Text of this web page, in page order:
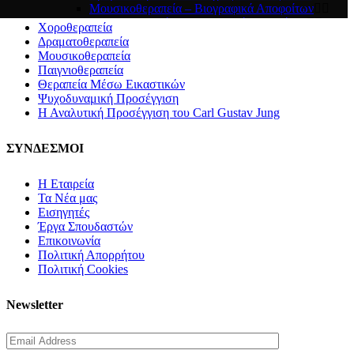
Μουσικοθεραπεία – Βιογραφικά Αποφοίτων
Παιγνιοθεραπεία – Βιογραφικά Αποφοίτων
Ψυχοδυναμική Προσέγγιση – Βιογραφικά
Αποφοίτων
Αναλυτική Προσέγγιση του Carl Gustav Jung –
Βιογραφικά Αποφοίτων
ΕΡΓΑ ΣΠΟΥΔΑΣΤΩΝ
ΣΕΜΙΝΑΡΙΑ
Σεμινάριο Χοροθεραπείας “Η Εσωτερική μου Θεά”
Your Authentic Self”
τη σκιά μας”
Σεμινάριο Guided Meditation μέσω ZOOM
“Θεραπεύοντας το εσωτερικό μου παιδί”
Σεμινάριο “Το κρυμμένο δώρο της Σκιάς”
Σεμινάριο “Το παιδί – η καρδιά μας”
Έκθεση Ζωγραφικής – My Inner Artist
Χοροθεραπεία
Δραματοθεραπεία
Μουσικοθεραπεία
Παιγνιοθεραπεία
Θεραπεία Μέσω Εικαστικών
Ψυχοδυναμική Προσέγγιση
Η Αναλυτική Προσέγγιση του Carl Gustav Jung
ΣΥΝΔΕΣΜΟΙ
Η Εταιρεία
Τα Νέα μας
Εισηγητές
Έργα Σπουδαστών
Επικοινωνία
Πολιτική Απορρήτου
Πολιτική Cookies
Newsletter